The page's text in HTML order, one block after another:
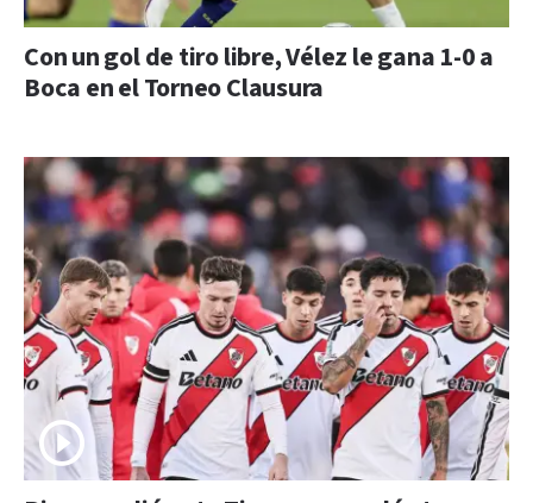
Con un gol de tiro libre, Vélez le gana 1-0 a
Boca en el Torneo Clausura